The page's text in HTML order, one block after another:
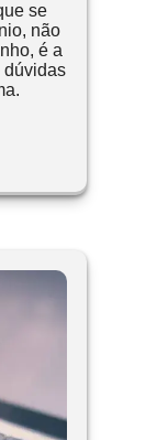
se
não
é a
dúvidas